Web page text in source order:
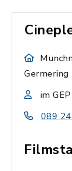
Germering
im
089